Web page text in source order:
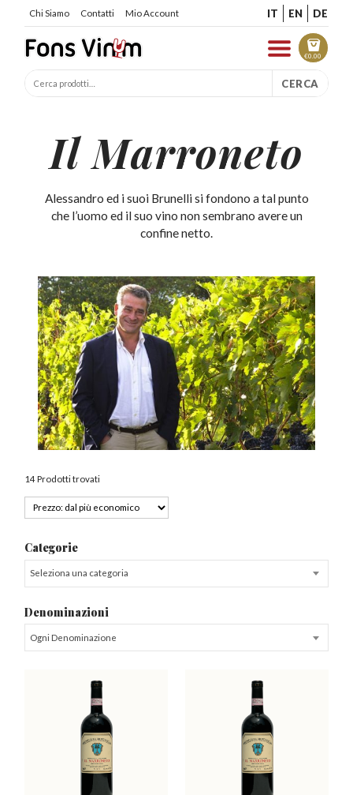
Chi Siamo Contatti Mio Account IT EN DE
€0.00
CERCA
Il Marroneto
Alessandro ed i suoi Brunelli si fondono a tal punto
che l’uomo ed il suo vino non sembrano avere un
confine netto.
14 Prodotti trovati
Categorie
Seleziona una categoria
Denominazioni
Ogni Denominazione